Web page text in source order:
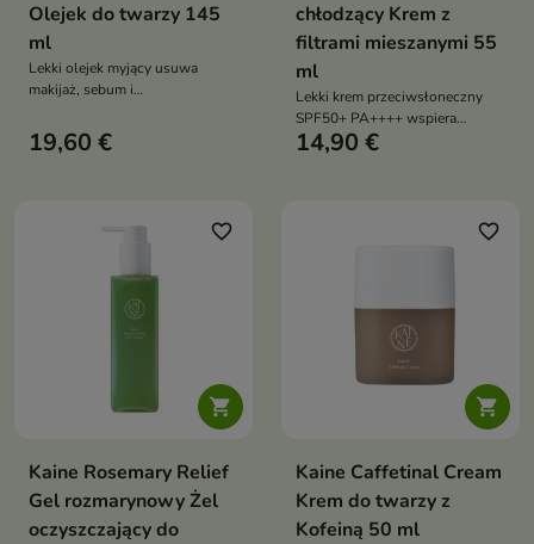
Olejek do twarzy 145
ml
Lekki olejek myjący usuwa
makijaż, sebum i
łagodne dwuetapowe
oczyszczanie twarzy. Formuła z
figą, wąkrotą azjatycką, kwasem
hialuronowym i ceramidem NP
19,60 €
chłodzący Krem z
filtrami mieszanymi 55
ml
Lekki krem przeciwsłoneczny
SPF50+ PA++++ wspiera
ochronę skóry przed
Formuła z filtrami mieszanymi,
pantenolem, wodą z bambusa,
uczucie chłodzenia
14,90 €

favorite_border
Kaine Rosemary Relief
Gel rozmarynowy Żel
oczyszczający do

favorite_border
Kaine Caffetinal Cream
Krem do twarzy z
Kofeiną 50 ml